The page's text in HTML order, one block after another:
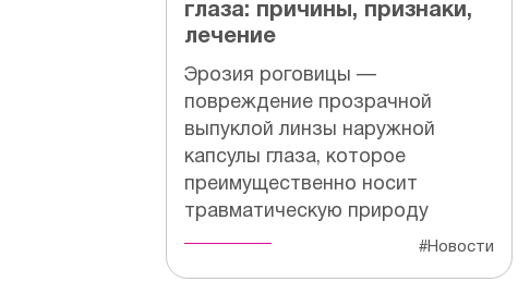
глаза: причины, признаки,
лечение
Эрозия роговицы —
повреждение прозрачной
выпуклой линзы наружной
капсулы глаза, которое
преимущественно носит
травматическую природу
#Новости